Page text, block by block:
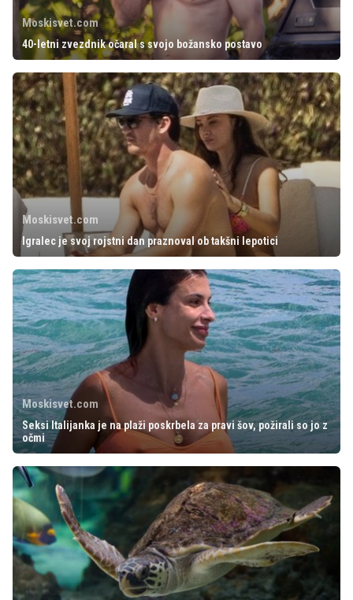
Moskisvet.com
40-letni zvezdnik očaral s svojo božansko postavo
Moskisvet.com
Igralec je svoj rojstni dan praznoval ob takšni lepotici
Moskisvet.com
Seksi Italijanka je na plaži poskrbela za pravi šov, požirali so jo z
očmi